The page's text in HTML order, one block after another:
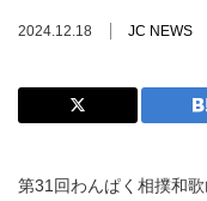
2024.12.18 JC NEWS
第31回わんぱく相撲和歌